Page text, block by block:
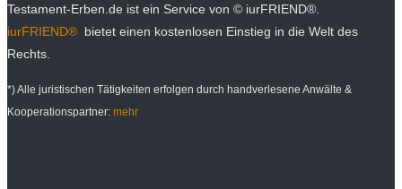
Testament-Erben.de ist ein Service von © iurFRIEND®.
iurFRIEND® bietet einen kostenlosen Einstieg in die Welt des
Rechts.
*) Alle juristischen Tätigkeiten erfolgen durch handverlesene Anwälte &
Kooperationspartner: mehr